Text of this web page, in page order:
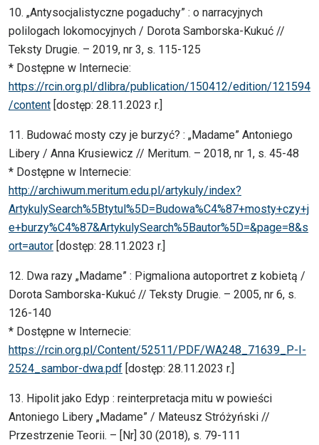
10. „Antysocjalistyczne pogaduchy” : o narracyjnych
polilogach lokomocyjnych / Dorota Samborska-Kukuć //
Teksty Drugie. – 2019, nr 3, s. 115-125
* Dostępne w Internecie:
https://rcin.org.pl/dlibra/publication/150412/edition/121594
/content [dostęp: 28.11.2023 r.]
11. Budować mosty czy je burzyć? : „Madame” Antoniego
Libery / Anna Krusiewicz // Meritum. – 2018, nr 1, s. 45-48
* Dostępne w Internecie:
http://archiwum.meritum.edu.pl/artykuly/index?
ArtykulySearch%5Btytul%5D=Budowa%C4%87+mosty+czy+j
e+burzy%C4%87&ArtykulySearch%5Bautor%5D=&page=8&s
ort=autor [dostęp: 28.11.2023 r.]
12. Dwa razy „Madame” : Pigmaliona autoportret z kobietą /
Dorota Samborska-Kukuć // Teksty Drugie. – 2005, nr 6, s.
126-140
* Dostępne w Internecie:
https://rcin.org.pl/Content/52511/PDF/WA248_71639_P-I-
2524_sambor-dwa.pdf [dostęp: 28.11.2023 r.]
13. Hipolit jako Edyp : reinterpretacja mitu w powieści
Antoniego Libery „Madame” / Mateusz Stróżyński //
Przestrzenie Teorii. – [Nr] 30 (2018), s. 79-111